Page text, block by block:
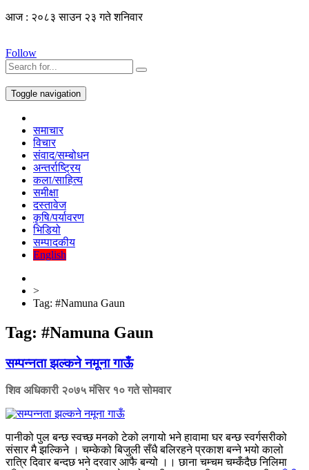
आज : २०८३ साउन २३ गते शनिवार
Follow
Toggle navigation
समाचार
विचार
संवाद/सम्बोधन
अन्तर्राष्ट्रिय
कला/साहित्य
समीक्षा
दस्तावेज
कृषि/पर्यावरण
भिडियो
सम्पादकीय
English
>
Tag: #Namuna Gaun
Tag: #Namuna Gaun
सम्पन्नता झल्कने नमूना गाऊँ
शिव अधिकारी २०७५ मंसिर १० गते सोमवार
पानीको पुल बन्छ स्वच्छ मनको टेको लगायो भने हावामा घर बन्छ स्वर्गसरीको
संसार मै झल्किने । चम्केको बिजुली सँधै बलिरहने प्रकाश बन्ने भयो कालो
रात्रि दिवार बन्दछ भने दरवार आफै बन्यो ।। छाना चम्चम चम्कँदैछ निलिमा